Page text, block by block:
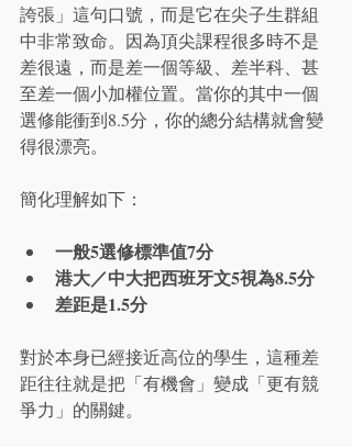
誇張」這句口號，而是它在尖子生群組
中非常致命。因為頂尖課程很多時不是
差很遠，而是差一個等級、差半科、甚
至差一個小加權位置。當你的其中一個
選修能衝到8.5分，你的總分結構就會變
得很漂亮。
簡化理解如下：
一般5選修標準值7分
港大／中大把西班牙文5視為8.5分
差距是1.5分
對於本身已經接近高位的學生，這種差
距往往就是把「有機會」變成「更有競
爭力」的關鍵。